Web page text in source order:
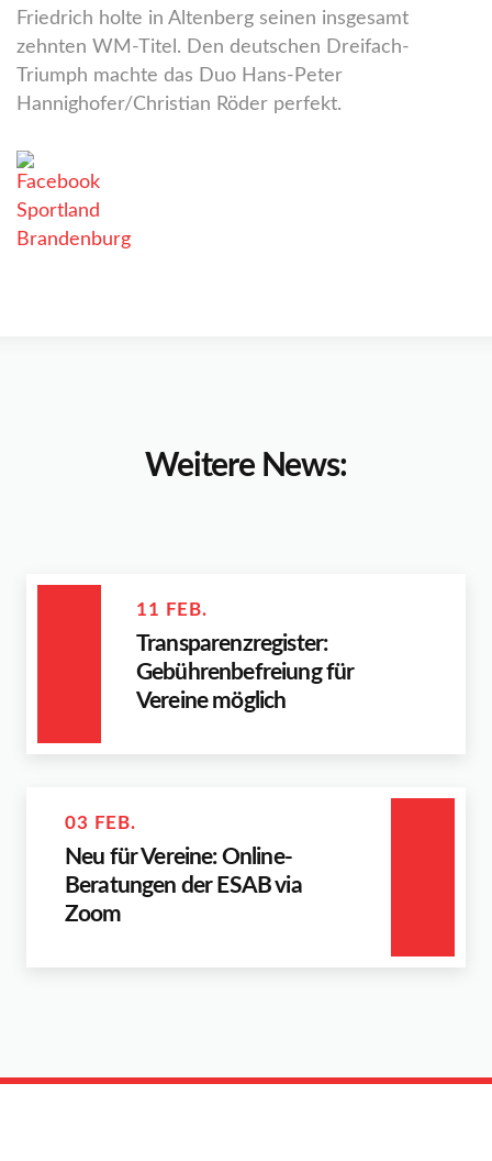
Friedrich holte in Altenberg seinen insgesamt
zehnten WM-Titel. Den deutschen Dreifach-
Triumph machte das Duo Hans-Peter
Hannighofer/Christian Röder perfekt.
Weitere News:
11 FEB.
Transparenzregister:
Gebührenbefreiung für
Vereine möglich
03 FEB.
Neu für Vereine: Online-
Beratungen der ESAB via
Zoom